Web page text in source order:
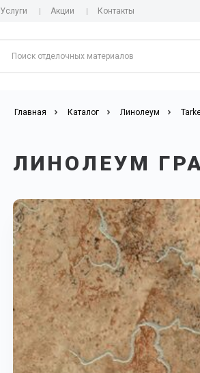
Услуги Акции Контакты
Главная Каталог Линолеум
ЛИНОЛЕУМ